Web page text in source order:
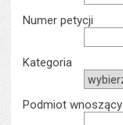
Numer petycji
Kategoria
Podmiot wnoszący